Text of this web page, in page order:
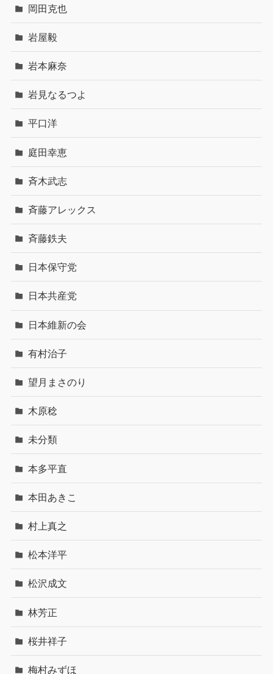
岡田克也
岩屋毅
岩本麻奈
岩見なるつよ
平口洋
庭田幸恵
斉木武志
斉藤アレックス
斉藤鉄夫
日本保守党
日本共産党
日本維新の会
有村治子
望月まさのり
木原稔
未分類
本多平直
本田あきこ
村上真之
松本洋平
松沢成文
林芳正
桜井祥子
梅村みずほ